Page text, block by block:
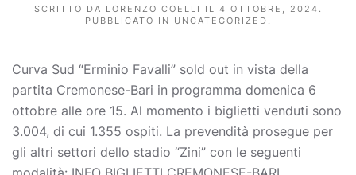
SCRITTO DA LORENZO COELLI IL 4 OTTOBRE, 2024 .
PUBBLICATO IN UNCATEGORIZED .
Curva Sud “Erminio Favalli” sold out in vista della
partita Cremonese-Bari in programma domenica 6
ottobre alle ore 15. Al momento i biglietti venduti sono
3.004, di cui 1.355 ospiti. La prevendità prosegue per
gli altri settori dello stadio “Zini” con le seguenti